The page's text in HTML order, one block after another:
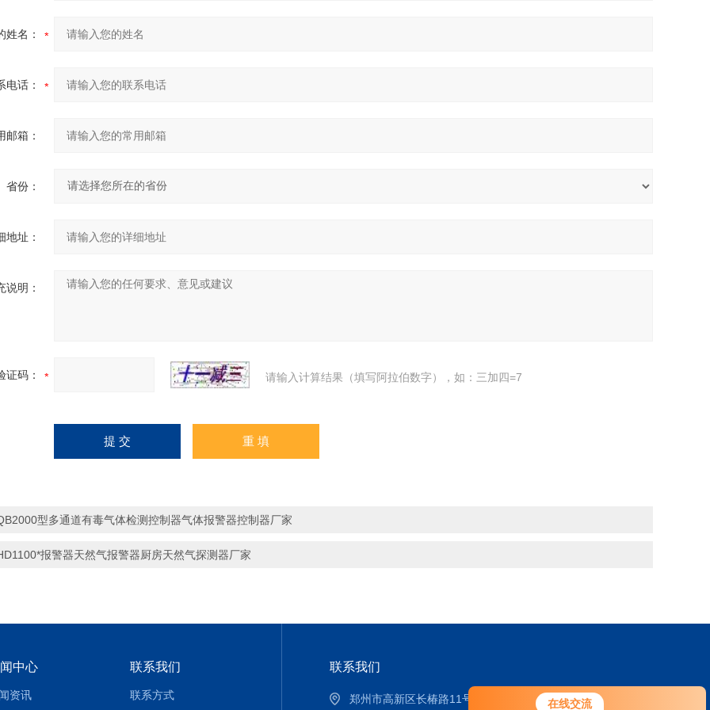
在线交流
姓名：
电话：
邮箱：
省份：
地址：
说明：
证码： 请输入计算结果（填写阿拉伯数字），如：三加四=7
型多通道有毒气体检测控制器气体报警器控制器厂家
报警器天然气报警器厨房天然气探测器厂家
中心
资讯
联系我们
联系方式
联系我们
郑州市高新区长椿路11号2号厂房